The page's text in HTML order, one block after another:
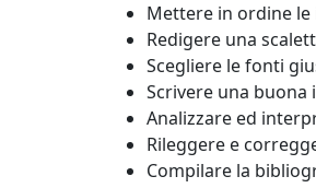
Mettere in ordine le
Redigere una
Scegliere le fonti
Scrivere una
Analizzare ed
Rileggere e
Compilare la